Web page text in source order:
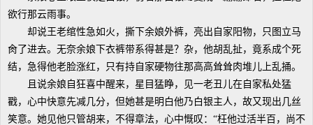
欲行那云雨事。
却说王老绾性急如火，撕下余娘外裤，亮出自家阳物，只图立马
肏了进去。无奈余娘下衣裤带系得甚是？杂，他胡乱扯，竟系成个死
结，急得他老脸涨红，只有持自家硬物往那高高耸耸肉堆儿上乱捅。
且说余娘自狂喜中醒来，星目猛睁，见一老丑儿在自家私处猛
戳，心中快意先减几分，但她甚是明白他乃白银主人，故又现出几丝
笑意。她见他只管胡来，不得章法，心中慨叹：“枉他过活半百，尚不